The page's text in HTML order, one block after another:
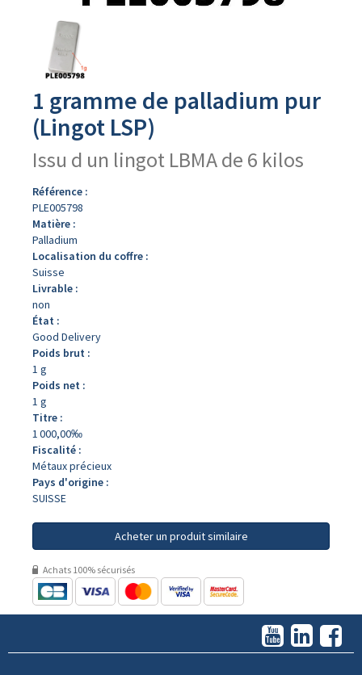
produit
1 gramme de palladium pur
(Lingot LSP)
Issu d un lingot LBMA de 6 kilos
Référence :
PLE005798
Matière :
Palladium
Localisation du coffre :
Suisse
Livrable :
non
État :
Good Delivery
Poids brut :
1 g
Poids net :
1 g
Titre :
1 000,00‰
Fiscalité :
Métaux précieux
Pays d'origine :
SUISSE
Acheter un produit similaire
Achats 100% sécurisés